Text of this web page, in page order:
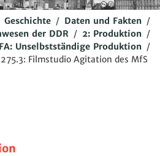
Geschichte / Daten und Fakten /
der DDR / 2: Produktion /
Unselbstständige Produktion /
275.3: Filmstudio Agitation des MfS